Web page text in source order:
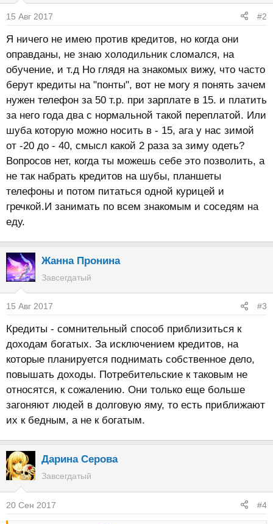
15 Авг 2017 #2
Я ничего не имею против кредитов, но когда они
оправданы, не знаю холодильник сломался, на
обучение, и т.д Но глядя на знакомых вижу, что часто
берут кредиты на "понты", вот не могу я понять зачем
нужен телефон за 50 т.р. при зарплате в 15. и платить
за него года два с нормальной такой переплатой. Или
шуба которую можно носить в - 15, ага у нас зимой
от -20 до - 40, смысл какой 2 раза за зиму одеть?
Вопросов нет, когда ты можешь себе это позволить, а
не так набрать кредитов на шубы, планшеты
телефоны и потом питаться одной курицей и
гречкой.И занимать по всем знакомым и соседям на
еду.
Жанна Пронина
Завсегдатый
15 Авг 2017 #3
Кредиты - сомнительный способ приблизиться к
доходам богатых. За исключением кредитов, на
которые планируется поднимать собственное дело,
повышать доходы. Потребительские к таковым не
относятся, к сожалению. Они только еще больше
загоняют людей в долговую яму, то есть приближают
их к бедным, а не к богатым.
Дарина Серова
Завсегдатый
20 Сен 2017 #4